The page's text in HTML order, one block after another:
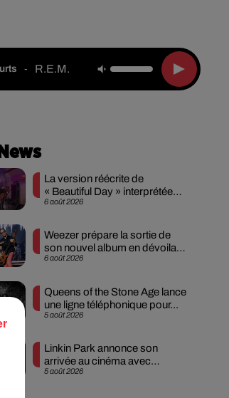
- R.e.m.
6 août 2026
La version réécrite de
« Beautiful Day » interprétée
lors des...
6 août 2026
Weezer prépare la sortie de
son nouvel album en dévoilant
une...
5 août 2026
Queens of the Stone Age lance
une ligne téléphonique pour...
5 août 2026
Linkin Park annonce son
arrivée au cinéma avec
« Unshatter »